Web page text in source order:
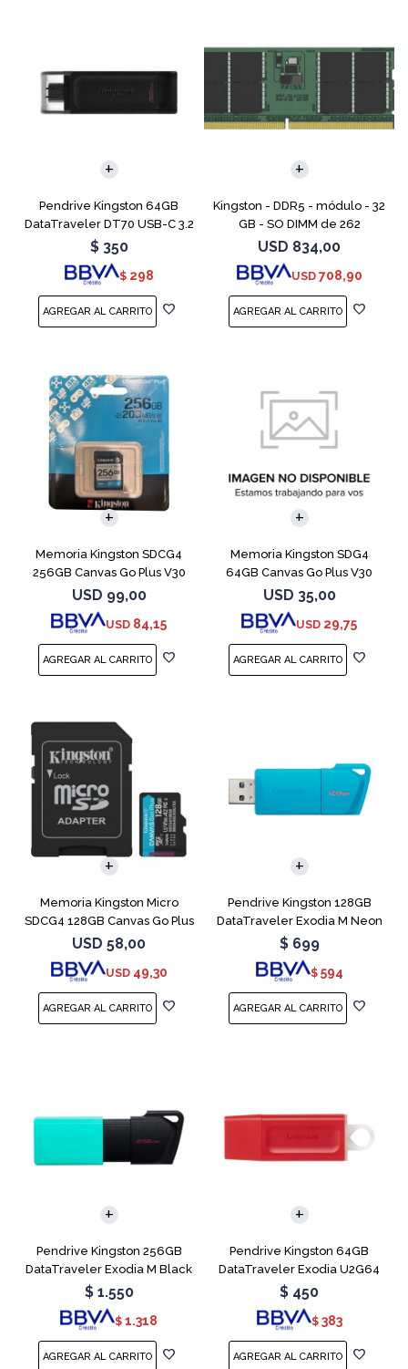
Pendrive Kingston 64GB
DataTraveler DT70 USB-C 3.2
$ 350
$ 298
Kingston - DDR5 - módulo - 32
GB - SO DIMM de 262
contactos - 5600 MT/s / PC5-
44800 - CL46 - 1.1 V - sin
búfer - no ECC
USD 834,00
USD 708,90
Memoria Kingston SDCG4
256GB Canvas Go Plus V30
USD 99,00
USD 84,15
Memoria Kingston SDG4
64GB Canvas Go Plus V30
USD 35,00
USD 29,75
Memoria Kingston Micro
SDCG4 128GB Canvas Go Plus
V30
USD 58,00
USD 49,30
Pendrive Kingston 128GB
DataTraveler Exodia M Neon
Blue
$ 699
$ 594
Pendrive Kingston 256GB
DataTraveler Exodia M Black
Teal
$ 1.550
$ 1.318
Pendrive Kingston 64GB
DataTraveler Exodia U2G64
Red
$ 450
$ 383